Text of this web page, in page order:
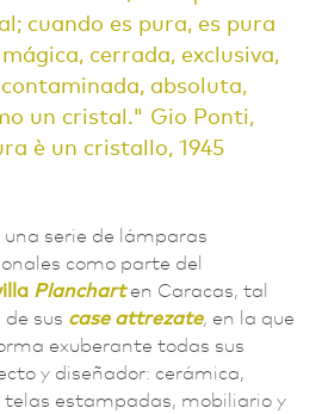
cuando es pura, es pura
cerrada, exclusiva,
absoluta,
un cristal.
Gio Ponti,
è un cristallo, 1945
una serie de lámparas
como parte del
Plancharten Caracas, tal
sus case attrezate, en la que
exuberante todas sus
y diseñador: cerámica,
telas estampadas, mobiliario y